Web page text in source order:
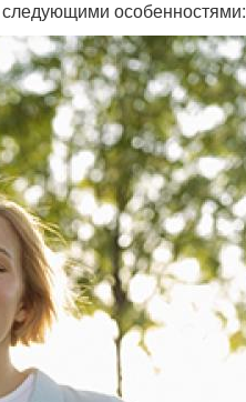
особенностями: